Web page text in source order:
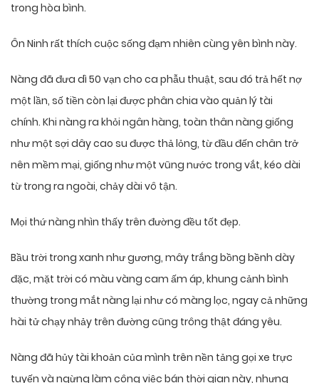
trong hòa bình.
Ôn Ninh rất thích cuộc sống đạm nhiên cùng yên bình này.
Nàng đã đưa dì 50 vạn cho ca phẫu thuật, sau đó trả hết nợ
một lần, số tiền còn lại được phân chia vào quản lý tài
chính. Khi nàng ra khỏi ngân hàng, toàn thân nàng giống
như một sợi dây cao su được thả lỏng, từ đầu đến chân trở
nên mềm mại, giống như một vũng nước trong vắt, kéo dài
từ trong ra ngoài, chảy dài vô tận.
Mọi thứ nàng nhìn thấy trên đường đều tốt đẹp.
Bầu trời trong xanh như gương, mây trắng bồng bềnh dày
đặc, mặt trời có màu vàng cam ấm áp, khung cảnh bình
thường trong mắt nàng lại như có màng lọc, ngay cả những
hài tử chạy nhảy trên đường cũng trông thật đáng yêu.
Nàng đã hủy tài khoản của mình trên nền tảng gọi xe trực
tuyến và ngừng làm công việc bán thời gian này, nhưng